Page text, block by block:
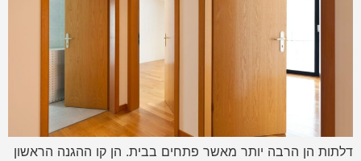
דלתות הן הרבה יותר מאשר פתחים בבית. הן קו ההגנה הראשון